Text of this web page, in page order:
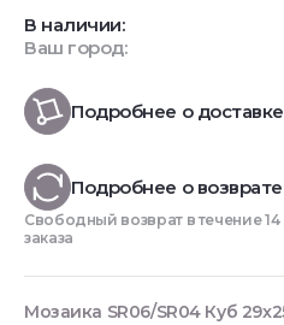
В наличии:
Ваш город:
Подробнее о доставке
Подробнее о возврате
Свободный возврат в течение
заказа
Мозаика SR06/SR04 Куб